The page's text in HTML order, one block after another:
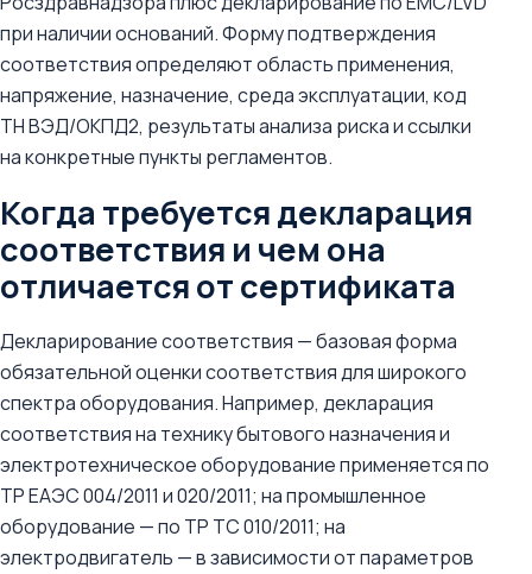
при наличии оснований. Форму подтверждения
соответствия определяют область применения,
напряжение, назначение, среда эксплуатации, код
ТН ВЭД/ОКПД2, результаты анализа риска и ссылки
на конкретные пункты регламентов.
Когда требуется декларация
соответствия и чем она
отличается от сертификата
Декларирование соответствия — базовая форма
обязательной оценки соответствия для широкого
спектра оборудования. Например, декларация
соответствия на технику бытового назначения и
электротехническое оборудование применяется по
ТР ЕАЭС 004/2011 и 020/2011; на промышленное
оборудование — по ТР ТС 010/2011; на
электродвигатель — в зависимости от параметров